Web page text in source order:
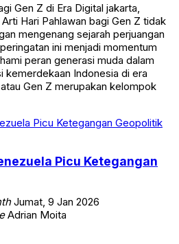
Gen Z di Era Digital jakarta,
Hari Pahlawan bagi Gen Z tidak
mengenang sejarah perjuangan
ini menjadi momentum
peran generasi muda dalam
kemerdekaan Indonesia di era
Gen Z merupakan kelompok
Picu Ketegangan
Jumat, 9 Jan 2026
Adrian Moita